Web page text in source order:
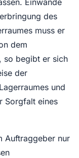
Einwände
des
muss er
dem
so begibt er sich
der
und
Sorgfalt eines
Auftraggeber nur